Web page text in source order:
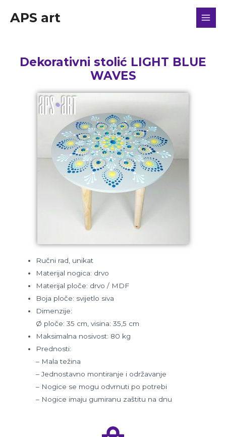
APS art
Dekorativni stolić LIGHT BLUE
WAVES
Ručni rad, unikat
Materijal nogica: drvo
Materijal ploče: drvo / MDF
Boja ploče: svijetlo siva
Dimenzije:
Ø ploče: 35 cm, visina: 35,5 cm
Maksimalna nosivost: 80 kg
Prednosti:
– Mala težina
– Jednostavno montiranje i održavanje
– Nogice se mogu odvrnuti po potrebi
– Nogice imaju gumiranu zaštitu na dnu